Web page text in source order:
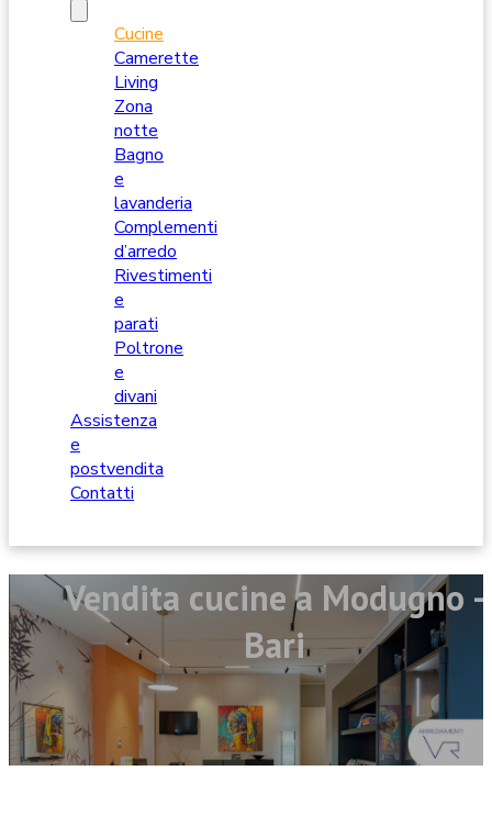
Cucine
Camerette
Living
Zona
notte
Bagno
e
lavanderia
Complementi
d’arredo
Rivestimenti
e
parati
Poltrone
e
divani
Assistenza
e
postvendita
Contatti
Vendita cucine a Modugno -
Bari